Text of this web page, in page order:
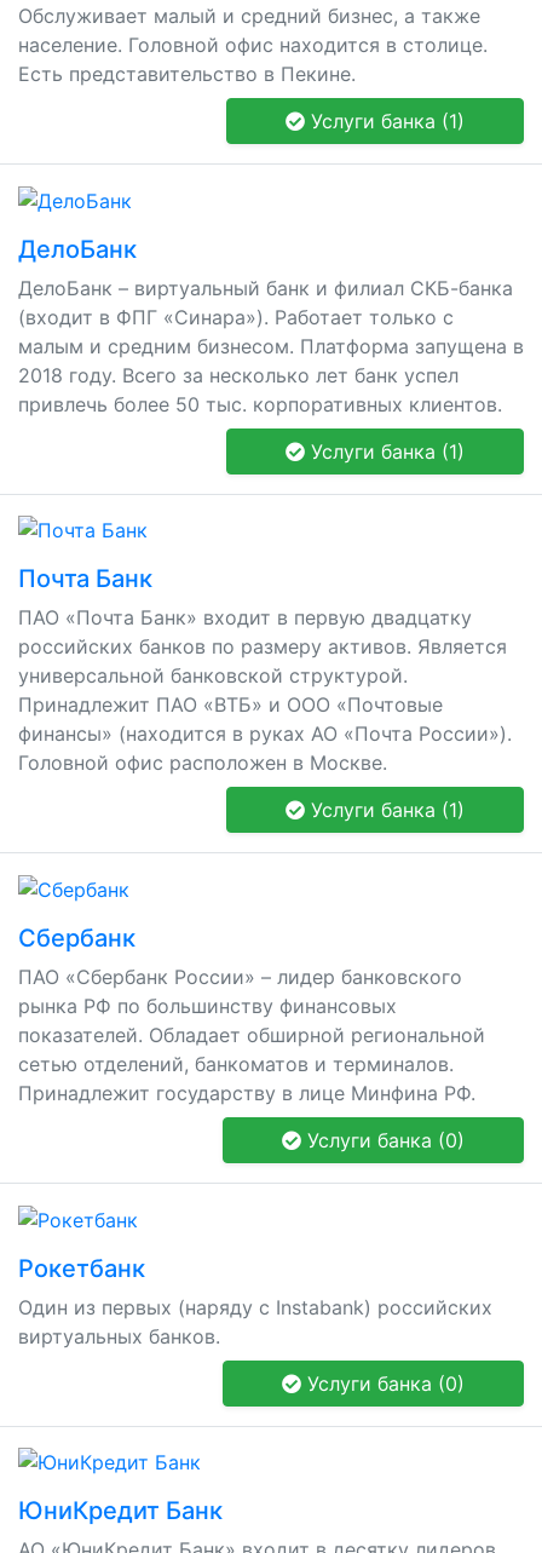
Обслуживает малый и средний бизнес, а также
население. Головной офис находится в столице.
Есть представительство в Пекине.
Услуги банка (1)
ДелоБанк
ДелоБанк – виртуальный банк и филиал СКБ-банка
(входит в ФПГ «Синара»). Работает только с
малым и средним бизнесом. Платформа запущена в
2018 году. Всего за несколько лет банк успел
привлечь более 50 тыс. корпоративных клиентов.
Услуги банка (1)
Почта Банк
ПАО «Почта Банк» входит в первую двадцатку
российских банков по размеру активов. Является
универсальной банковской структурой.
Принадлежит ПАО «ВТБ» и ООО «Почтовые
финансы» (находится в руках АО «Почта России»).
Головной офис расположен в Москве.
Услуги банка (1)
Сбербанк
ПАО «Сбербанк России» – лидер банковского
рынка РФ по большинству финансовых
показателей. Обладает обширной региональной
сетью отделений, банкоматов и терминалов.
Принадлежит государству в лице Минфина РФ.
Услуги банка (0)
Рокетбанк
Один из первых (наряду с Instabank) российских
виртуальных банков.
Услуги банка (0)
ЮниКредит Банк